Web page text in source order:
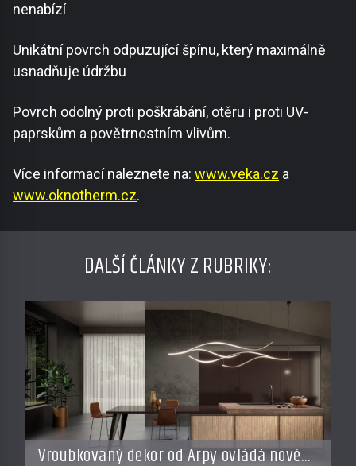
nenabízí
Unikátní povrch odpuzující špínu, který maximálně
usnadňuje údržbu
Povrch odolný proti poškrábání, otěru i proti UV-
paprskům a povětrnostním vlivům.
Více informací naleznete na: www.veka.cz a
www.oknotherm.cz.
DALŠÍ ČLÁNKY Z RUBRIKY:
Vroubkovaný dekor od Arpy ovládá nové